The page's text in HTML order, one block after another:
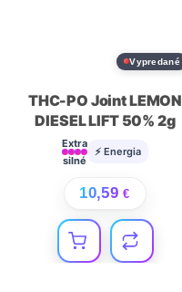
Vypredané
THC-PO Joint LEMON
DIESEL LIFT 50% 2g
Extra
silné
⚡ Energia
10,59€